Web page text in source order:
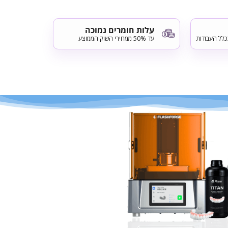
העבודות
עלות חומרים נמוכה
עד 50% ממחירי השוק הממוצע